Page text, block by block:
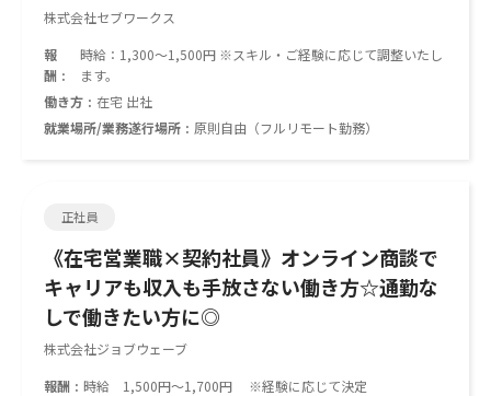
株式会社セブワークス
報
酬
時給：1,300〜1,500円 ※スキル・ご経験に応じて調整いたし
ます。
働き方
在宅 出社
就業場所/業務遂行場所
原則自由（フルリモート勤務）
正社員
《在宅営業職×契約社員》オンライン商談で
キャリアも収入も手放さない働き方☆通勤な
しで働きたい方に◎
株式会社ジョブウェーブ
報酬
時給 1,500円～1,700円 ※経験に応じて決定